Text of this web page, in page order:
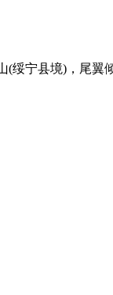
宁县境)，尾